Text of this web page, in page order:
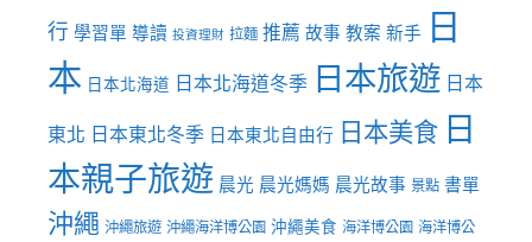
行 學習單 導讀 投資理財 拉麵 推薦 故事 教案 新手 日
本 日本北海道 日本北海道冬季 日本旅遊 日本
東北 日本東北冬季 日本東北自由行 日本美食 日
本親子旅遊 晨光 晨光媽媽 晨光故事 景點 書單
沖繩 沖繩旅遊 沖繩海洋博公園 沖繩美食 海洋博公園 海洋博公